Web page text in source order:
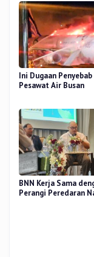
Ini Dugaan
Pesawat Air Busan
BNN Kerja Sama
Perangi Peredaran